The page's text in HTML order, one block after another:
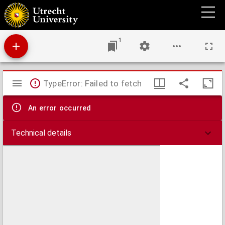
1. 3. 5 hexatriëen : eene bijdrage tot de kennis der onverzadigde koolwaterstoffen
1
Mirador
viewer
TypeError: Failed to fetch
An error occurred
Technical details